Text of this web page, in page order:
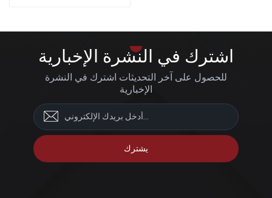
اشترك في النشرة الإخبارية
للحصول على آخر التحديثات اشترك في النشرة
الإخبارية